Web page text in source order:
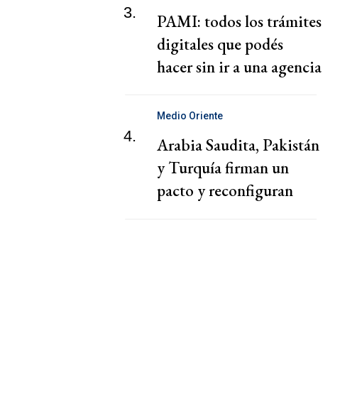
3.
PAMI: todos los trámites
digitales que podés
hacer sin ir a una agencia
4.
Medio Oriente
Arabia Saudita, Pakistán
y Turquía firman un
pacto y reconfiguran